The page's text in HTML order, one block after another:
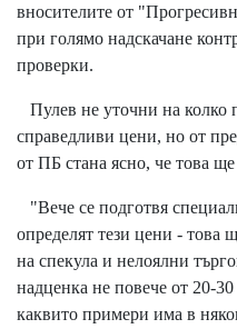
вносителите от
при голямо надскачане
проверки.
Пулев не уточни на колко
справедливи цени, но от
от ПБ стана ясно, че това
"Вече се подготвя
определят тези цени - това
на спекула и нелоялни
надценка не повече от 20-
каквито примери има в